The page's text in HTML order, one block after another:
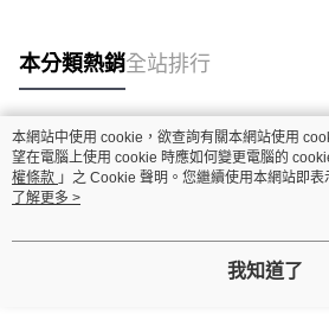
本分類熱銷全站排行
熱門標籤
本網站中使用 cookie，欲查詢有關本網站使用
望在電腦上使用 cookie 時應如何變更電腦的
權條款 」之 Cookie 聲明。您繼續使用本網站即
用條款之 Cookie 聲明使用 cookie。
了解更多 >
我知道了